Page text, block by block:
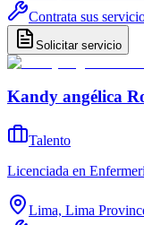
Contrata sus
Solicitar servicio
Kandy angélica
Talento
Licenciada en
Lima, Lima